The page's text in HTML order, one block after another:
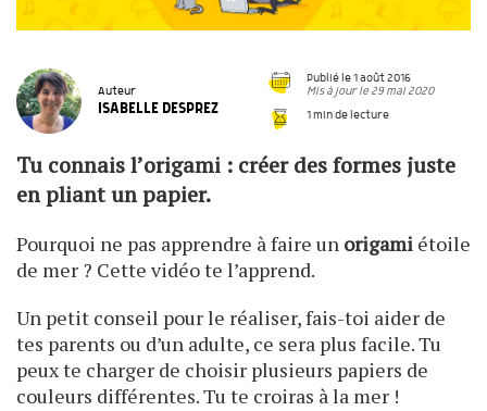
Auteur
ISABELLE DESPREZ
Publié le 1 août 2016
Mis à jour le 29 mai 2020
1 min de lecture
Tu connais l’origami : créer des formes juste
en pliant un papier.
Pourquoi ne pas apprendre à faire un origami étoile
de mer ? Cette vidéo te l’apprend.
Un petit conseil pour le réaliser, fais-toi aider de
tes parents ou d’un adulte, ce sera plus facile. Tu
peux te charger de choisir plusieurs papiers de
couleurs différentes. Tu te croiras à la mer !